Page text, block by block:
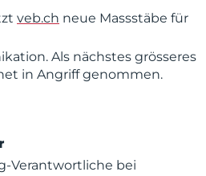
veb.ch neue Massstäbe für
Als nächstes grösseres
in Angriff genommen.
Verantwortliche bei